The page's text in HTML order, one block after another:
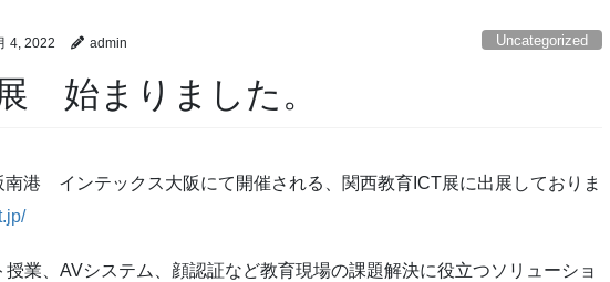
4, 2022 admin Uncategorized
始まりました。
港 インテックス大阪にて開催される、関西教育ICT展に出展しておりま
業、AVシステム、顔認証など教育現場の課題解決に役立つソリューショ